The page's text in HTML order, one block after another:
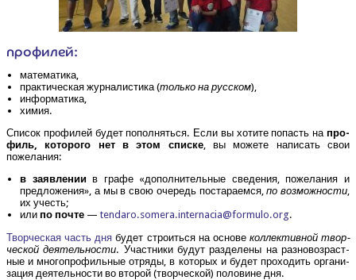
про­фи­лей:
мате­ма­ти­ка,
прак­ти­че­ская жур­на­ли­сти­ка (толь­ко на рус­ском),
инфор­ма­ти­ка,
химия.
Спи­сок про­фи­лей будет попол­нять­ся. Если вы хоти­те попасть на про­
филь, кото­ро­го нет в этом спис­ке, вы може­те напи­сать свои
пожелания:
в заяв­ле­ниив гра­фе «допол­ни­тель­ные све­де­ния, поже­ла­ния и
пред­ло­же­ния», а мы в свою оче­редь поста­ра­ем­ся,по воз­мож­но­сти,
их учесть;
илипо почте —tendaro.​somera.​internacia@​formulo.​org.
Твор­че­ская часть дня будет стро­ить­ся на осно­ве кол­лек­тив­ной твор­
че­ской дея­тель­но­сти. Участ­ни­ки будут раз­де­ле­ны на раз­но­воз­раст­
ные и мно­го­про­филь­ные отря­ды, в кото­рых и будет про­хо­дить орга­ни­
за­ция дея­тель­но­сти во вто­рой (твор­че­ской) поло­вине дня.